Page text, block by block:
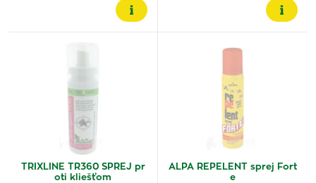
TRIXLINE TR360 SPREJ pr
oti kliešťom
ALPA REPELENT sprej Fort
e